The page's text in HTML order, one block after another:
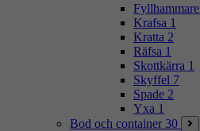
Fyllhammare
Krafsa 1
Kratta 2
Räfsa 1
Skottkärra 1
Skyffel 7
Spade 2
Yxa 1
Bod och container 30